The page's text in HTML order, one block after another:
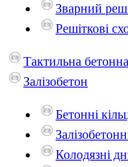
Зварний
Решіткові
Тактильна
Залізобетон
Бетонні
Колодязні